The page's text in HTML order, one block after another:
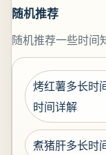
随机推荐
随机推荐一些时间
烤红薯多长时
时间详解
煮猪肝多长时